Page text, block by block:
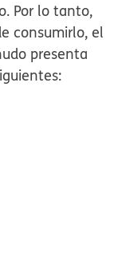
Por lo tanto,
consumirlo, el
presenta